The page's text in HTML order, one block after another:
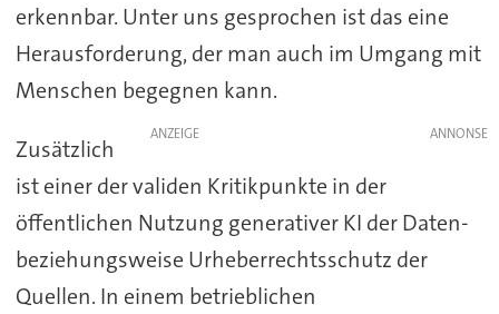
erkennbar. Unter uns gesprochen ist das eine
Herausforderung, der man auch im Umgang mit
Menschen begegnen kann.
ANZEIGE
Zusätzlich
ist einer der validen Kritikpunkte in der
öffentlichen Nutzung generativer KI der Daten-
beziehungsweise Urheberrechtsschutz der
Quellen. In einem betrieblichen